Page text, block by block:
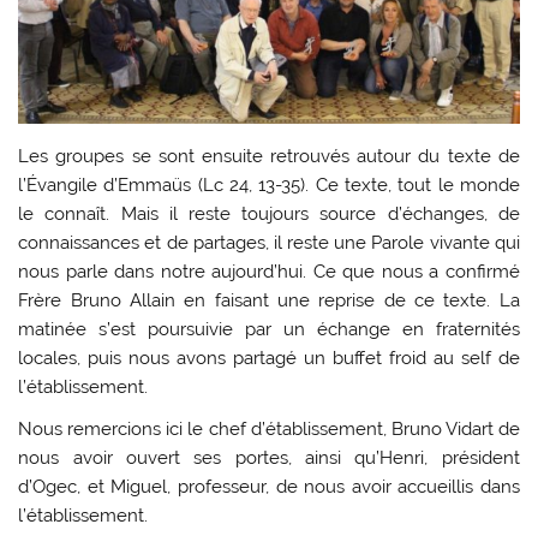
Les groupes se sont ensuite retrouvés autour du texte de
l’Évangile d’Emmaüs (Lc 24, 13-35). Ce texte, tout le monde
le connaît. Mais il reste toujours source d’échanges, de
connaissances et de partages, il reste une Parole vivante qui
nous parle dans notre aujourd’hui. Ce que nous a confirmé
Frère Bruno Allain en faisant une reprise de ce texte. La
matinée s’est poursuivie par un échange en fraternités
locales, puis nous avons partagé un buffet froid au self de
l’établissement.
Nous remercions ici le chef d’établissement, Bruno Vidart de
nous avoir ouvert ses portes, ainsi qu’Henri, président
d’Ogec, et Miguel, professeur, de nous avoir accueillis dans
l’établissement.